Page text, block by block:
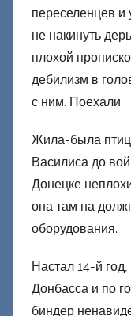
переселенцев и
не накинуть
плохой
дебилизм в
с ним. Поехали
Жила-была
Василиса до
Донецке
она там на
оборудования.
Настал 14-й
Донбасса и по
биндер